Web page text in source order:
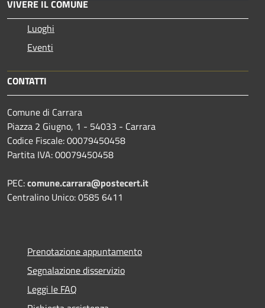
VIVERE IL COMUNE
Luoghi
Eventi
CONTATTI
Comune di Carrara
Piazza 2 Giugno, 1 - 54033 - Carrara
Codice Fiscale: 00079450458
Partita IVA: 00079450458
PEC:comune.carrara@postecert.it
Centralino Unico: 0585 6411
Prenotazione appuntamento
Segnalazione disservizio
Leggi le FAQ